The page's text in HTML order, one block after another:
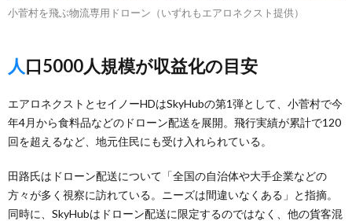
小菅村を飛ぶ物流専用ドローン（いずれもエアロネクスト提供）
人口5000人規模が収益化の目安
エアロネクストとセイノーHDはSkyHubの第1弾として、小菅村で今
年4月から食料品などのドローン配送を展開。飛行実績が累計で120
回を超えるなど、地元住民にも受け入れられている。
田路氏はドローン配送について「全国の自治体や大手企業などの
方々が多く視察に訪れている。ニーズは間違いなくある」と指摘。
同時に、SkyHubはドローン配送に限定するのではなく、他の貨客混